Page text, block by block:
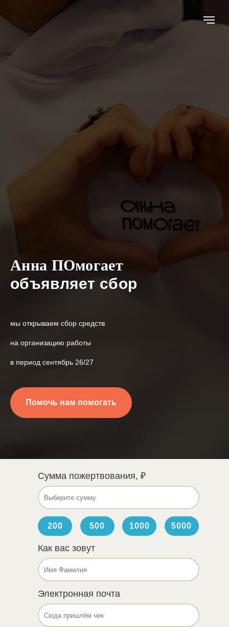
Анна ПОмогает
объявляет сбор
мы открываем сбор средств
на организацию работы
в период сентябрь 26/27
Помочь нам помогать
Сумма пожертвования, ₽
Как вас зовут
Электронная почта